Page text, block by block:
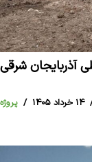
آذربایجان شرقی
۱۴ خرداد ۱۴۰۵ پروژه